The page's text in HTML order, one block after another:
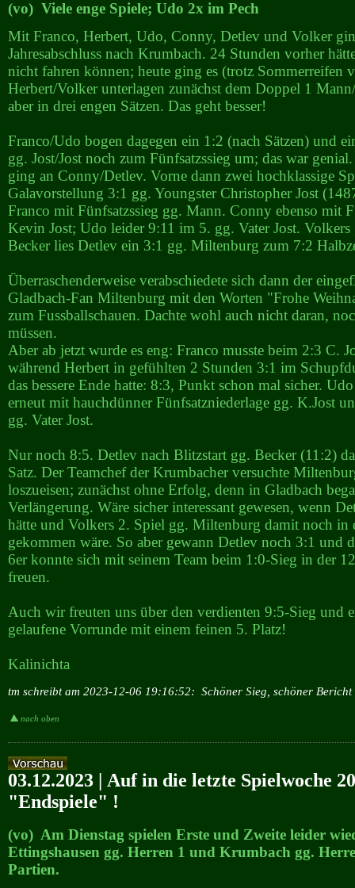
(vo) Viele enge Spiele; Udo 2x im Pech
Mit Franco, Herbert, Udo, Conny, Detlev und Volker
Jahresabschluss nach Krumbach. 24 Stunden vorher
nicht fahren können; heute ging es (trotz Sommerreifen
Herbert/Volker unterlagen zunächst dem Doppel 1
aber in drei engen Sätzen. Das geht besser!
Franco/Udo bogen dagegen ein 1:2 (nach Sätzen) und
gg. Jost/Jost noch zum Fünfsatzssieg um; das war
ging an Conny/Detlev. Vorne dann zwei hochklassige
Galavorstellung 3:1 gg. Youngster Christopher Jost
Franco mit Fünfsatzssieg gg. Mann. Conny ebenso mit
Kevin Jost; Udo leider 9:11 im 5. gg. Vater Jost.
Becker lies Detlev ein 3:1 gg. Miltenburg zum 7:2
Überraschenderweise verabschiedete sich dann der
Gladbach-Fan Miltenburg mit den Worten "Frohe
zum Fussballschauen. Dachte wohl auch nicht daran,
müssen.
Aber ab jetzt wurde es eng: Franco musste beim 2:3 C.
während Herbert in gefühlten 2 Stunden 3:1 im
das bessere Ende hatte: 8:3, Punkt schon mal sicher.
erneut mit hauchdünner Fünfsatzniederlage gg. K.Jost
gg. Vater Jost.
Nur noch 8:5. Detlev nach Blitzstart gg. Becker (11:2)
Satz. Der Teamchef der Krumbacher versuchte
loszueisen; zunächst ohne Erfolg, denn in Gladbach
Verlängerung. Wäre sicher interessant gewesen, wenn
hätte und Volkers 2. Spiel gg. Miltenburg damit noch in
gekommen wäre. So aber gewann Detlev noch 3:1 und
6er konnte sich mit seinem Team beim 1:0-Sieg in der
freuen.
Auch wir freuten uns über den verdienten 9:5-Sieg und
gelaufene Vorrunde mit einem feinen 5. Platz!
Kalinichta
tm schreibt am 2023-12-06 19:16:52: Schöner Sieg, schöner Bericht
nach oben
03.12.2023 | Auf in die letzte Spielwoche
"Endspiele" !
(vo) Am Dienstag spielen Erste und Zweite leider
Ettingshausen gg. Herren 1 und Krumbach gg.
Partien.